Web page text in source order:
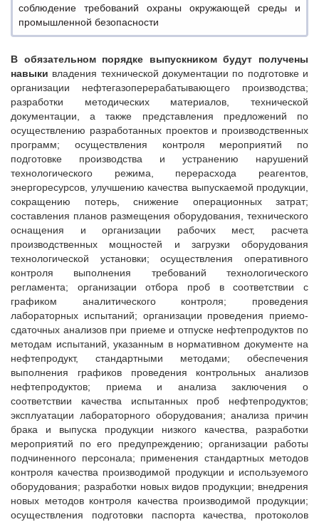
соблюдение требований охраны окружающей среды и
промышленной безопасности
В обязательном порядке выпускником будут получены
навыки владения технической документации по подготовке и
организации нефтегазоперерабатывающего производства;
разработки методических материалов, технической
документации, а также представления предложений по
осуществлению разработанных проектов и производственных
программ; осуществления контроля мероприятий по
подготовке производства и устранению нарушений
технологического режима, перерасхода реагентов,
энергоресурсов, улучшению качества выпускаемой продукции,
сокращению потерь, снижение операционных затрат;
составления планов размещения оборудования, технического
оснащения и организации рабочих мест, расчета
производственных мощностей и загрузки оборудования
технологической установки; осуществления оперативного
контроля выполнения требований технологического
регламента; организации отбора проб в соответствии с
графиком аналитического контроля; проведения
лабораторных испытаний; организации проведения приемо-
сдаточных анализов при приеме и отпуске нефтепродуктов по
методам испытаний, указанным в нормативном документе на
нефтепродукт, стандартными методами; обеспечения
выполнения графиков проведения контрольных анализов
нефтепродуктов; приема и анализа заключения о
соответствии качества испытанных проб нефтепродуктов;
эксплуатации лабораторного оборудования; анализа причин
брака и выпуска продукции низкого качества, разработки
мероприятий по его предупреждению; организации работы
подчиненного персонала; применения стандартных методов
контроля качества производимой продукции и используемого
оборудования; разработки новых видов продукции; внедрения
новых методов контроля качества производимой продукции;
осуществления подготовки паспорта качества, протоколов